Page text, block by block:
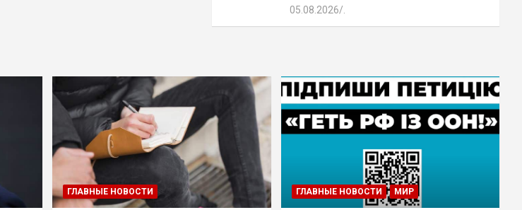
05.08.2026
ГЛАВНЫЕ НОВОСТИ ГЛАВНЫЕ НОВОСТИ МИР